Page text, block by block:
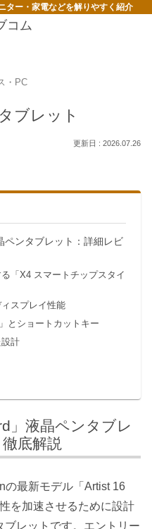
ター・家電などを解りやすく紹介
コム
・PC
ブレット
2026.07.26
ペンタブレット：詳細レビ
「X4 スマートチップスタイ
スプレイ性能
とショートカットキー
計
」液晶ペンタブレ
底解説
の最新モデル「Artist 16
を加速させるために設計
ブレットです。エントリー